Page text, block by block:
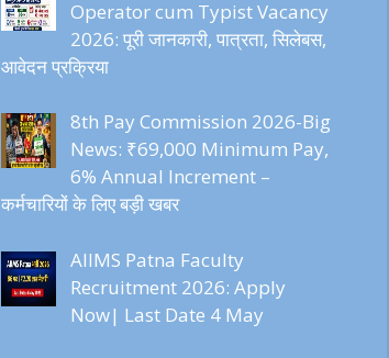
Operator cum Typist Vacancy
2026: पूरी जानकारी, पात्रता, सिलेबस,
आवेदन प्रक्रिया
8th Pay Commission 2026-Big
News: ₹69,000 Minimum Pay,
6% Annual Increment –
कर्मचारियों के लिए बड़ी खबर
AIIMS Patna Faculty
Recruitment 2026: Apply
Now| Last Date 4 May